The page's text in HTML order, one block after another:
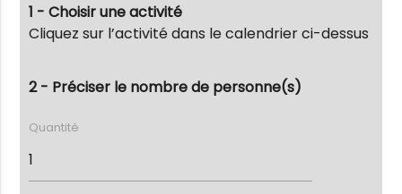
1 - Choisir une activité
Cliquez sur l’activité dans le calendrier ci-dessus
2 - Préciser le nombre de personne(s)
Quantité